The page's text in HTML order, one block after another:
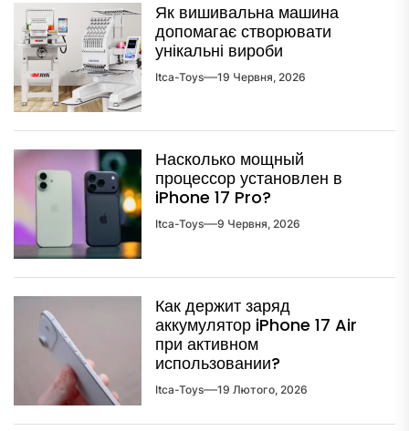
Як вишивальна машина
допомагає створювати
унікальні вироби
Itca-Toys 19 Червня, 2026
Насколько мощный
процессор установлен в
iPhone 17 Pro?
Itca-Toys 9 Червня, 2026
Как держит заряд
аккумулятор iPhone 17 Air
при активном
использовании?
Itca-Toys 19 Лютого, 2026